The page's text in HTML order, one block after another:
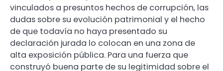
vinculados a presuntos hechos de corrupción, las
dudas sobre su evolución patrimonial y el hecho
de que todavía no haya presentado su
declaración jurada lo colocan en una zona de
alta exposición pública. Para una fuerza que
construyó buena parte de su legitimidad sobre el